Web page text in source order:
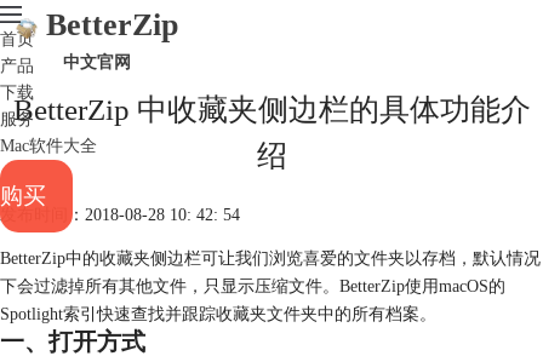
BetterZip
中文官网
首页
产品
下载
服务
Mac软件大全
购买
BetterZip 中收藏夹侧边栏的具体功能介
绍
发布时间：2018-08-28 10: 42: 54
BetterZip中的收藏夹侧边栏可让我们浏览喜爱的文件夹以存档，默认情况
下会过滤掉所有其他文件，只显示压缩文件。BetterZip使用macOS的
Spotlight索引快速查找并跟踪收藏夹文件夹中的所有档案。
一、打开方式